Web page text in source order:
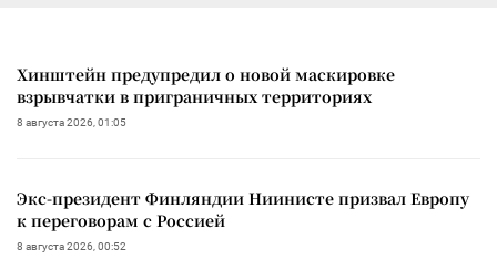
Хинштейн предупредил о новой маскировке
взрывчатки в приграничных территориях
8 августа 2026, 01:05
Экс-президент Финляндии Ниинисте призвал Европу
к переговорам с Россией
8 августа 2026, 00:52